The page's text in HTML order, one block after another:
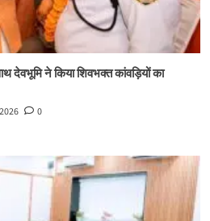
देवभूमि ने किया शिवभक्त कांवड़ियों का
0